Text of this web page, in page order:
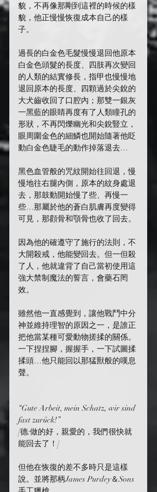
貌，不再像那剛到這裡的時候的樣
貌，他正慢慢恢復成本自己的樣
子。
過長的白金色毛髮慢慢退回他原本
白金色頭髮的長度、四肢再次變回
的人類的結實修長，指甲也慢慢地
退回原本的長度、四顆過於尖銳的
大犬齒收回了口腔內；那雙一銀灰
一黑藍的眼睛再度有了人類瞳孔的
形狀，不再閃爍幽光和尖銳豎立，
眼周圍金色的細鱗也開始隨著他眨
動白金色睫毛的動作掉落退去…
黑色血管般的咒紋開始往回退，慢
慢地往右腿內側，原本的紋身處退
去，那鼓動開始慢了些、再慢一
些…那屬於他的蒼白肌膚再度變得
可見，那顴骨和顎骨也收了回去。
因為他的確遵守了施行的法則，不
大開殺戒，他能變回去。但一但殺
了人，他就違背了自己當初使用這
強大禁制魔法的誓言，會藥石罔
效。
雖然他一直感覺到，讓他戰鬥中分
神並維持理智的原因之一，是誰正
把他當某種可愛動物搓揉的關係。
一下捏捏腳，握握手，一下試圖揉
揉頭…他只能回以那猛獸般的嘆息
聲。
“Gute Arbeit, mein Schatz, wir sind
fast zurück!”
[德:做的好，親愛的，我們很快就
能回去了！]
但他在恢復的差不多時只是這樣
說。並將那柄James Purdey＆Sons